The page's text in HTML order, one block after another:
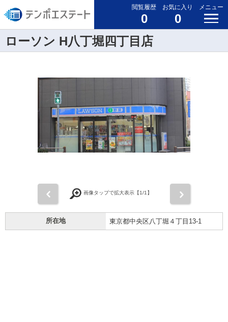
閲覧履歴
0
お気に入り
0
メニュー
ローソン H八丁堀四丁目店
画像タップで拡大表示【1/1】
所在地 東京都中央区八丁堀４丁目13-1